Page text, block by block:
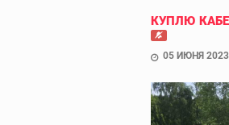
КУПЛЮ
05 ИЮНЯ